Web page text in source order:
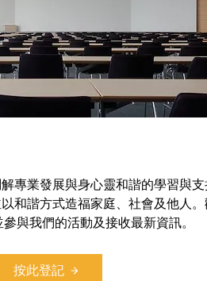
專業發展與身心靈和諧的學習與
和諧方式造福家庭、社會及他人
參與我們的活動及接收最新資訊。
按此登記